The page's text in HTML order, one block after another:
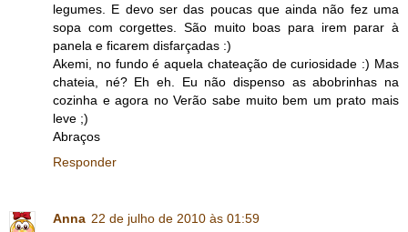
legumes. E devo ser das poucas que ainda não fez uma
sopa com corgettes. São muito boas para irem parar à
panela e ficarem disfarçadas :)
Akemi, no fundo é aquela chateação de curiosidade :) Mas
chateia, né? Eh eh. Eu não dispenso as abobrinhas na
cozinha e agora no Verão sabe muito bem um prato mais
leve ;)
Abraços
Responder
Anna 22 de julho de 2010 às 01:59